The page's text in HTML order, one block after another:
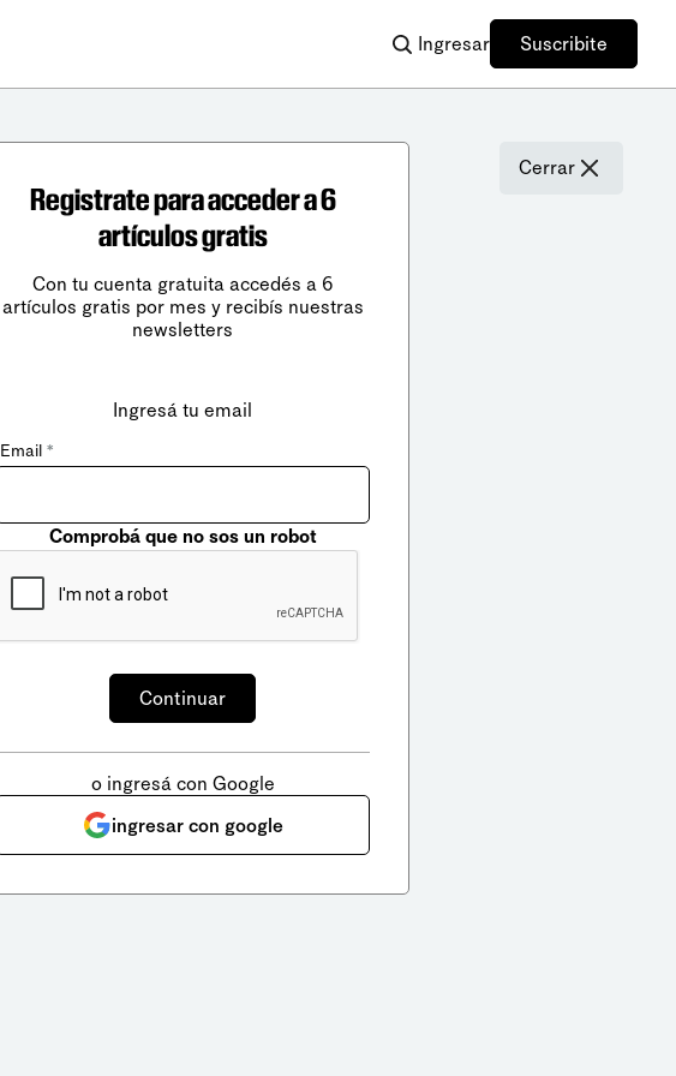
Ingresar Suscribite
Cerrar
Registrate para acceder a 6
artículos gratis
Con tu cuenta gratuita accedés a 6
artículos gratis por mes y recibís nuestras
newsletters
Ingresá tu email
Email *
Comprobá que no sos un robot
o ingresá con Google
ingresar con google